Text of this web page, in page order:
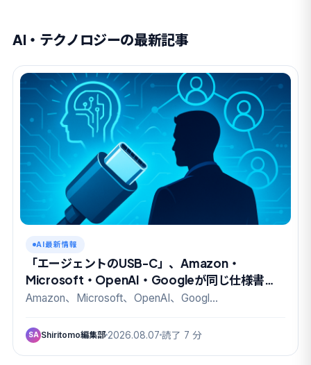
AI・テクノロジーの最新記事
AI最新情報
「エージェントのUSB-C」、Amazon・
Microsoft・OpenAI・Googleが同じ仕様書に
名を連ねた
Amazon、Microsoft、OpenAI、Googl…
SA Shiritomo編集部 2026.08.07 読了 7 分